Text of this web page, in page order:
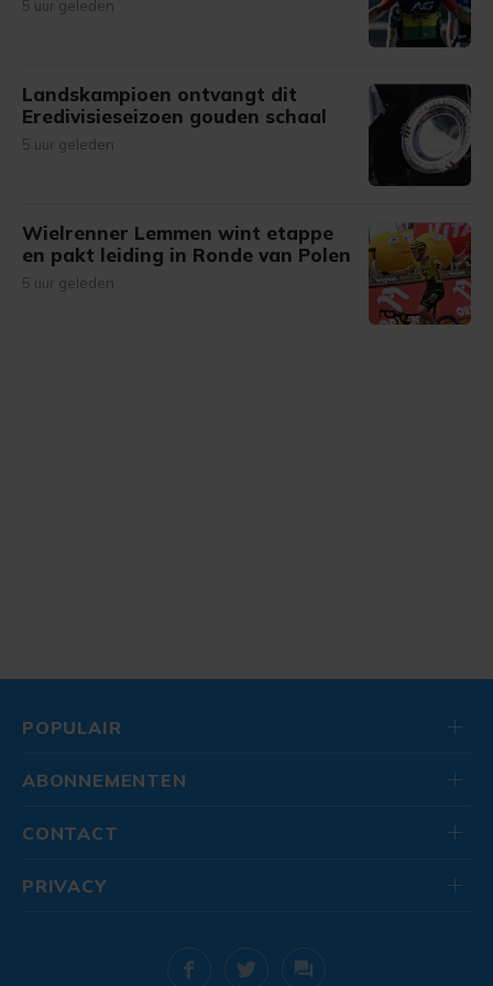
5 uur geleden
Landskampioen ontvangt dit
Eredivisieseizoen gouden schaal
5 uur geleden
Wielrenner Lemmen wint etappe
en pakt leiding in Ronde van Polen
5 uur geleden
POPULAIR
ABONNEMENTEN
CONTACT
PRIVACY